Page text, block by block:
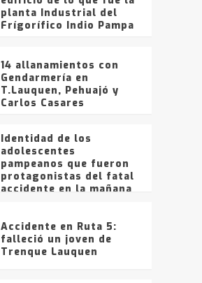
planta Industrial del
Frígorífico Indio Pampa
14 allanamientos con
Gendarmería en
T.Lauquen, Pehuajó y
Carlos Casares
Identidad de los
adolescentes
pampeanos que fueron
protagonistas del fatal
accidente en la mañana
Accidente en Ruta 5:
falleció un joven de
Trenque Lauquen